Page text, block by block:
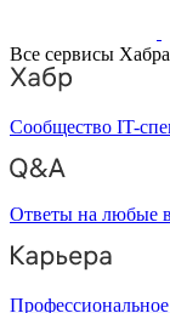
Все сервисы Хабра
Сообщество IT-
Ответы на любые